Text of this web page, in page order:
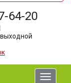
64-20
Toggle